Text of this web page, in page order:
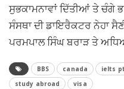
ਸੁਭਕਾਮਨਾਵਾਂ ਦਿੱਤੀਆਂ ਤੇ ਚੰਗੇ
ਸੰਸਥਾ ਦੀ ਡਾਇਰੈਕਟਰ ਨੇਹਾ
ਪਰਮਪਾਲ ਸਿੰਘ ਬਰਾੜ ਤੇ
BBS canada ielts
study abroad
visa